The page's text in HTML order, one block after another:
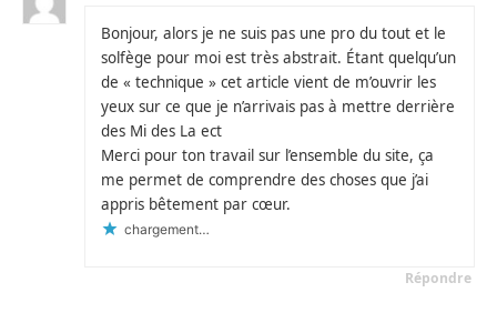
Bonjour, alors je ne suis pas une pro du tout et le
solfège pour moi est très abstrait. Étant quelqu’un
de « technique » cet article vient de m’ouvrir les
yeux sur ce que je n’arrivais pas à mettre derrière
des Mi des La ect
Merci pour ton travail sur l’ensemble du site, ça
me permet de comprendre des choses que j’ai
appris bêtement par cœur.
chargement…
Répondre